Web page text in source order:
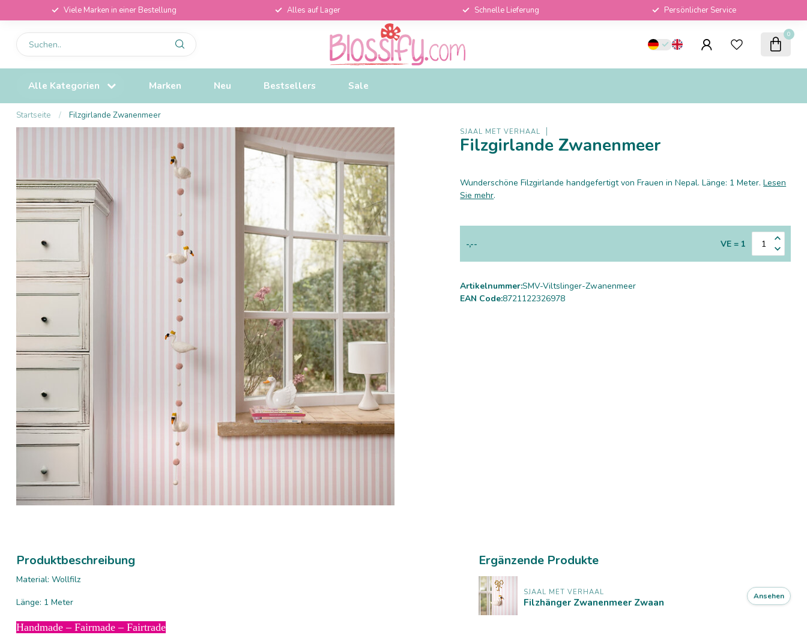
Viele Marken in einer Bestellung Alles auf Lager Schnelle Lieferung Persönlicher Service
0
Alle Kategorien Marken Neu Bestsellers Sale
Startseite / Filzgirlande Zwanenmeer
SJAAL MET VERHAAL
Filzgirlande Zwanenmeer
Wunderschöne Filzgirlande handgefertigt von Frauen in Nepal. Länge: 1 Meter.Lesen
Sie mehr.
-,-- VE = 1
Artikelnummer:SMV-Viltslinger-Zwanenmeer
EAN Code:8721122326978
Produktbeschreibung
Material: Wollfilz
Länge: 1 Meter
Handmade – Fairmade – Fairtrade
Ergänzende Produkte
SJAAL MET VERHAAL
Filzhänger Zwanenmeer Zwaan Ansehen